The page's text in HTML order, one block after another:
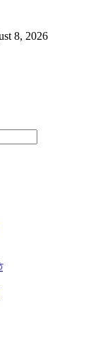
8, 2026